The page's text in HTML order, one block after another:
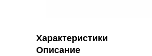
Характеристики
Описание